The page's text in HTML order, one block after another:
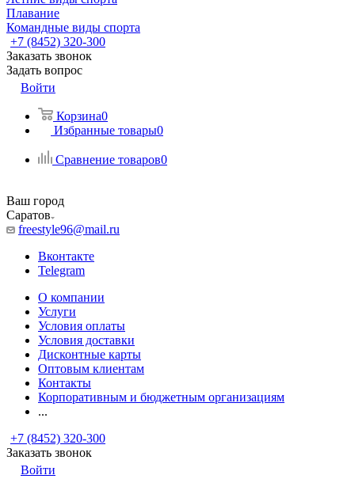
Плавание
Командные виды спорта
+7 (8452) 320-300
Заказать звонок
Задать вопрос
Войти
Корзина0
Избранные товары0
Сравнение товаров0
Ваш город
Саратов
freestyle96@mail.ru
Вконтакте
Telegram
О компании
Услуги
Условия оплаты
Условия доставки
Дисконтные карты
Оптовым клиентам
Контакты
Корпоративным и бюджетным организациям
...
+7 (8452) 320-300
Заказать звонок
Войти